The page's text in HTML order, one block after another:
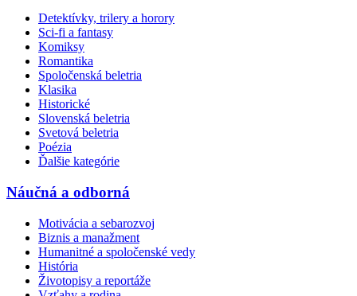
Detektívky, trilery a horory
Sci-fi a fantasy
Komiksy
Romantika
Spoločenská beletria
Klasika
Historické
Slovenská beletria
Svetová beletria
Poézia
Ďalšie kategórie
Náučná a odborná
Motivácia a sebarozvoj
Biznis a manažment
Humanitné a spoločenské vedy
História
Životopisy a reportáže